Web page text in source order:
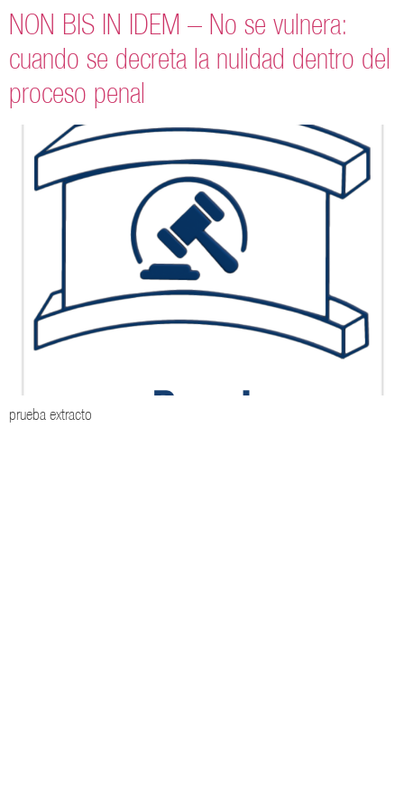
NON BIS IN IDEM – No se vulnera:
cuando se decreta la nulidad dentro del
proceso penal
prueba extracto